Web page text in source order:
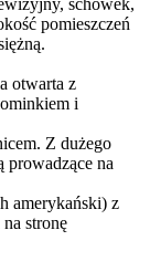
schowek,
pomieszczeń
otwarta z
i
Z dużego
prowadzące na
amerykański) z
stronę